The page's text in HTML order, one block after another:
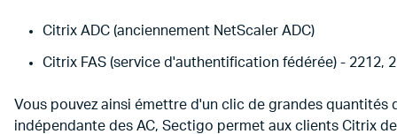
Citrix ADC (anciennement NetScaler ADC)
Citrix FAS (service d'authentification fédérée) - 2212,
Vous pouvez ainsi émettre d'un clic de grandes
indépendante des AC, Sectigo permet aux clients Citrix